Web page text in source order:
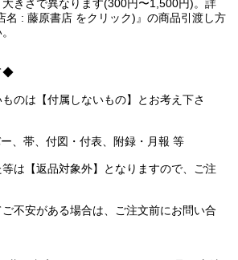
きさで異なります(300円〜1,500円)。詳
名 : 藤原書店 をクリック)』の商品引渡し方
◆
のは【付属しないもの】とお考え下さ
、帯、付図・付表、附録・月報 等
は【返品対象外】となりますので、ご注
不安がある場合は、ご注文前にお問い合